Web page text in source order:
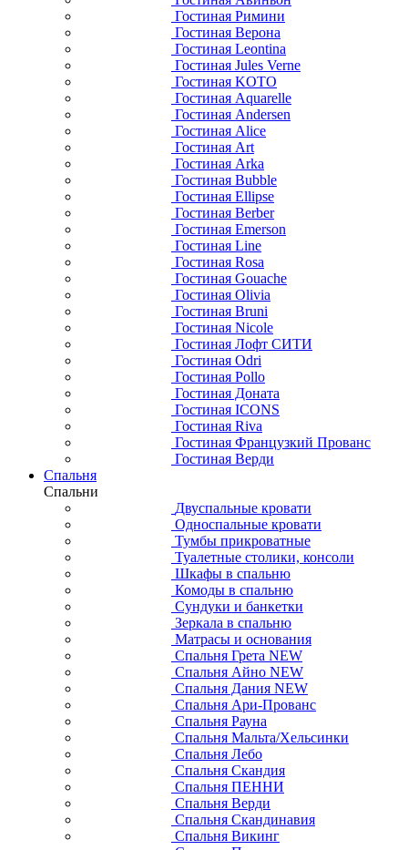
Гостиная Римини
Гостиная Верона
Гостиная Leontina
Гостиная Jules Verne
Гостиная KOTO
Гостиная Aquarelle
Гостиная Andersen
Гостиная Alice
Гостиная Art
Гостиная Arka
Гостиная Bubble
Гостиная Ellipse
Гостиная Berber
Гостиная Emerson
Гостиная Line
Гостиная Rosa
Гостиная Gouache
Гостиная Olivia
Гостиная Bruni
Гостиная Nicole
Гостиная Лофт СИТИ
Гостиная Odri
Гостиная Pollo
Гостиная Доната
Гостиная ICONS
Гостиная Riva
Гостиная Французкий Прованс
Гостиная Верди
Спальня
Спальни
Двуспальные кровати
Односпальные кровати
Тумбы прикроватные
Туалетные столики, консоли
Шкафы в спальню
Комоды в спальню
Сундуки и банкетки
Зеркала в спальню
Матрасы и основания
Спальня Грета NEW
Спальня Айно NEW
Спальня Дания NEW
Спальня Ари-Прованс
Спальня Рауна
Спальня Мальта/Хельсинки
Спальня Лебо
Спальня Скандия
Спальня ПЕННИ
Спальня Верди
Спальня Скандинавия
Спальня Викинг